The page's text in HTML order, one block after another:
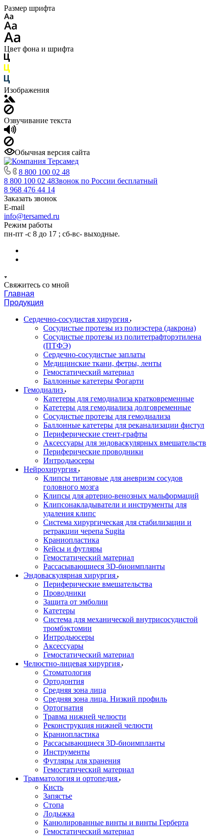
Размер шрифта
Цвет фона и шрифта
Изображения
Озвучивание текста
Обычная версия сайта
8 800 100 02 48
8 800 100 02 48Звонок по России бесплатный
8 968 476 44 14
Заказать звонок
E-mail
info@tersamed.ru
Режим работы
пн-пт -с 8 до 17 ; сб-вс- выходные.
Свяжитесь со мной
Главная
Продукция
Сердечно-сосудистая хирургия
Сосудистые протезы из полиэстера (дакрона)
Сосудистые протезы из политетрафторэтилена
(ПТФЭ)
Сердечно-сосудистые заплаты
Медицинские ткани, фетры, ленты
Гемостатический материал
Баллонные катетеры Фогарти
Гемодиализ
Катетеры для гемодиализа кратковременные
Катетеры для гемодиализа долговременные
Сосудистые протезы для гемодиализа
Баллонные катетеры для реканализации фистул
Периферические стент-графты
Аксессуары для эндоваскулярных вмешательств
Периферические проводники
Интродьюсеры
Нейрохирургия
Клипсы титановые для аневризм сосудов
головного мозга
Клипсы для артерио-венозных мальформаций
Клипсонакладыватели и инструменты для
удаления клипс
Система хирургическая для стабилизации и
ретракции черепа Sugita
Краниопластика
Кейсы и футляры
Гемостатический материал
Рассасывающиеся 3D-биоимпланты
Эндоваскулярная хирургия
Периферические вмешательства
Проводники
Защита от эмболии
Катетеры
Система для механической внутрисосудистой
тромбэктомии
Интродьюсеры
Аксессуары
Гемостатический материал
Челюстно-лицевая хирургия
Стоматология
Ортодонтия
Средняя зона лица
Средняя зона лица. Низкий профиль
Ортогнатия
Травма нижней челюсти
Реконструкция нижней челюсти
Краниопластика
Рассасывающиеся 3D-биоимпланты
Инструменты
Футляры для хранения
Гемостатический материал
Травматология и ортопедия
Кисть
Запястье
Стопа
Лодыжка
Канюлированные винты и винты Герберта
Гемостатический материал